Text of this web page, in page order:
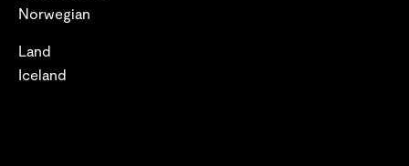
Norwegian
Land
Iceland